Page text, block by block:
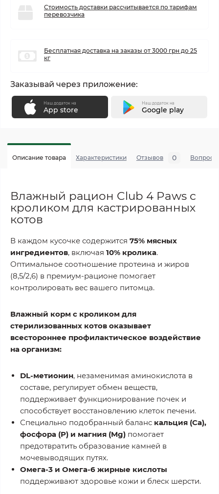
Стоимость доставки рассчитывается по тарифам
перевозчика
Бесплатная доставка на заказы от 3000 грн до 25
кг
Заказывай через приложение:
Наш додаток на
App store
Наш додаток на
Google play
Описание товара Характеристики Отзывов 0 Вопросы
Влажный рацион Club 4 Paws с
кроликом для кастрированных
котов
В каждом кусочке содержится 75% мясных
ингредиентов, включая 10% кролика.
Оптимальное соотношение протеина и жиров
(8,5/2,6) в премиум-рационе помогает
контролировать вес вашего питомца.
Влажный корм с кроликом для
стерилизованных котов оказывает
всестороннее профилактическое воздействие
на организм:
DL-метионин, незаменимая аминокислота в
составе, регулирует обмен веществ,
поддерживает функционирование почек и
способствует восстановлению клеток печени.
Специально подобранный баланс кальция (Ca),
фосфора (P) и магния (Mg) помогает
предотвратить образование камней в
мочевыводящих путях.
Омега-3 и Омега-6 жирные кислоты
поддерживают здоровье кожи и блеск шерсти.